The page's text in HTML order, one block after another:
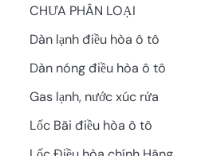
CHƯA PHÂN LOẠI
Dàn lạnh điều hòa ô tô
Dàn nóng điều hòa ô tô
Gas lạnh, nước xúc rửa
Lốc Bãi điều hòa ô tô